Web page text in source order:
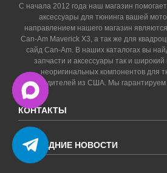
С начала 2012 года наш магазин
аксессуары для тюнинга вашей
направлением нашего магазин
Can-Am Maverick X3, а так же для
сайд Can-Am. В наших каталогах вы
запчасти и аксессуары так и
неоригинальных компонентов для
производителей из США. Мы
КОНТАКТЫ
ПОСЛЕДНИЕ НОВОСТИ